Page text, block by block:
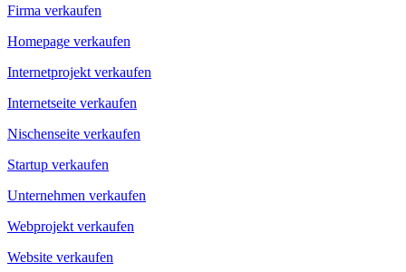
Firma verkaufen
Homepage verkaufen
Internetprojekt verkaufen
Internetseite verkaufen
Nischenseite verkaufen
Startup verkaufen
Unternehmen verkaufen
Webprojekt verkaufen
Website verkaufen